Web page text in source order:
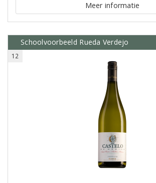
Meer informatie
Schoolvoorbeeld Rueda Verdejo
12